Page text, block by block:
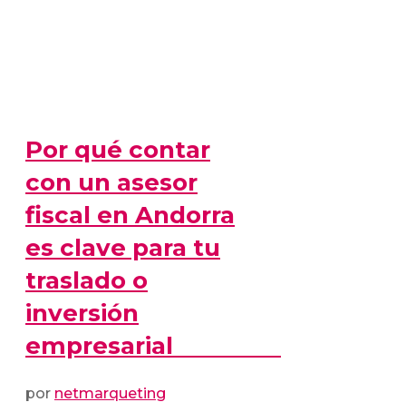
Por qué contar
con un asesor
fiscal en Andorra
es clave para tu
traslado o
inversión
empresarial
por netmarqueting